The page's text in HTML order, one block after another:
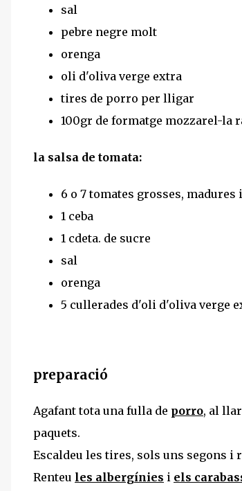
sal
pebre negre molt
orenga
oli d'oliva verge extra
tires de porro per lligar
100gr de formatge mozzarel-la
la salsa de tomata:
6 o 7 tomates grosses, madures
1 ceba
1 cdeta. de sucre
sal
orenga
5 cullerades d'oli d'oliva verge
preparació
Agafant tota una fulla de porro, al
paquets.
Escaldeu les tires, sols uns segons i
Renteu les albergínies i els